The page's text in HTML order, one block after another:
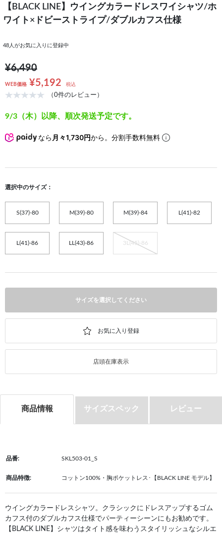
【BLACK LINE】ウイングカラードレスワイシャツ/ホ
ワイト×ドビーストライプ/ダブルカフス仕様
48 人がお気に入りに登録中
¥6,490
WEB価格 ¥5,192 税込
（0件のレビュー）
9/3（木）以降、順次発送予定です。
なら 月々1,730円から。分割手数料無料
選択中のサイズ：
S(37)-80 M(39)-80 M(39)-84 L(41)-82
L(41)-86 LL(43)-86 3L(45)-86
サイズを選択してください
店頭在庫表示
商品情報 サイズスペック レビュー
品番: SKL503-01_S
商品特徴: コットン100%・胸ポケットレス･【BLACK LINE モデル】
ウイングカラードレスシャツ。クラシックにドレスアップするゴム
カフス付のダブルカフス仕様でパーティーシーンにもお勧めです。
【BLACK LINE】シャツはタイト感を味わうスタイリッシュなシルエ